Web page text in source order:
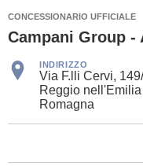
CONCESSIONARIO UFFICIALE
Campani Group -
INDIRIZZO
Via F.lli Cervi,
Reggio
Romagna